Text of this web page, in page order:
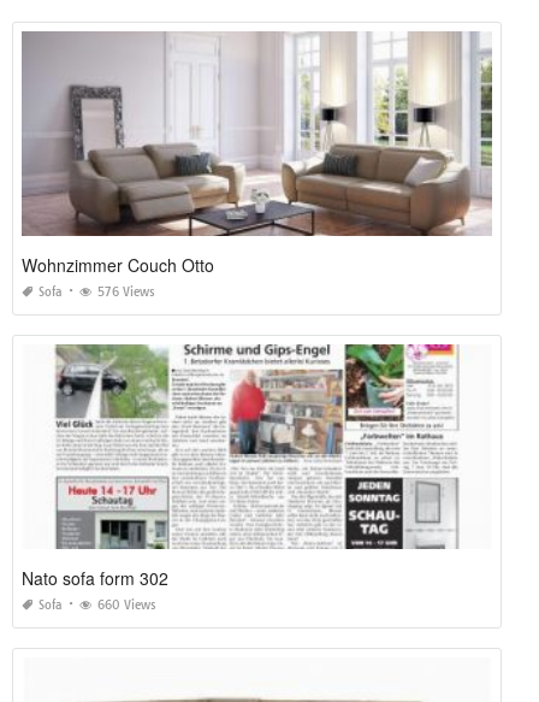
Wohnzimmer Couch Otto
Sofa 576 Views
Nato sofa form 302
Sofa 660 Views